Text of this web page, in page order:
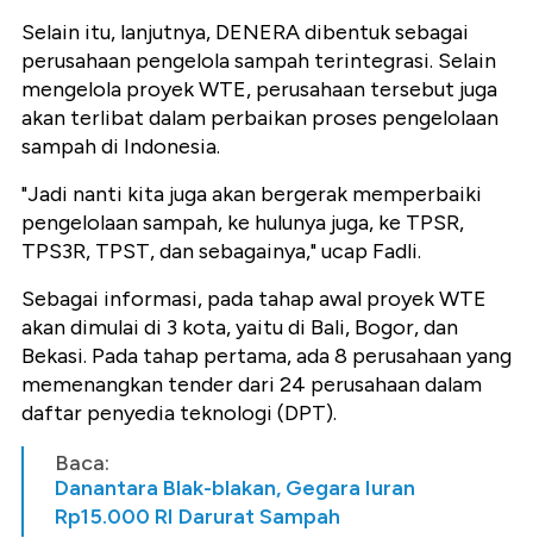
Selain itu, lanjutnya, DENERA dibentuk sebagai
perusahaan pengelola sampah terintegrasi. Selain
mengelola proyek WTE, perusahaan tersebut juga
akan terlibat dalam perbaikan proses pengelolaan
sampah di Indonesia.
"Jadi nanti kita juga akan bergerak memperbaiki
pengelolaan sampah, ke hulunya juga, ke TPSR,
TPS3R, TPST, dan sebagainya," ucap Fadli.
Sebagai informasi, pada tahap awal proyek WTE
akan dimulai di 3 kota, yaitu di Bali, Bogor, dan
Bekasi. Pada tahap pertama, ada 8 perusahaan yang
memenangkan tender dari 24 perusahaan dalam
daftar penyedia teknologi (DPT).
Baca:
Danantara Blak-blakan, Gegara Iuran
Rp15.000 RI Darurat Sampah